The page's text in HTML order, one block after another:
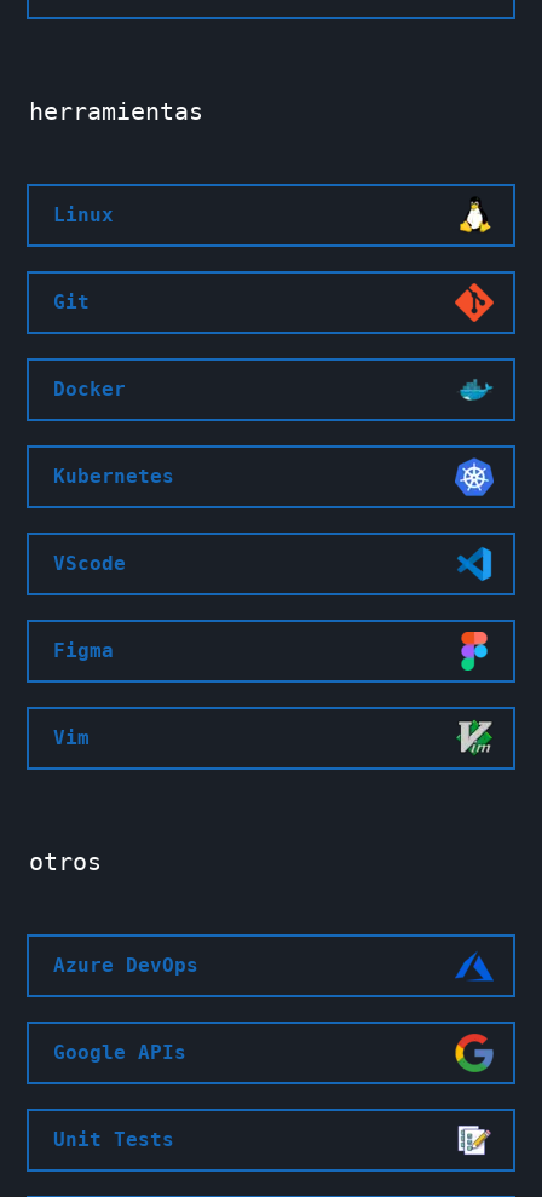
herramientas
Linux
Git
Docker
Kubernetes
VScode
Figma
Vim
otros
Azure DevOps
Google APIs
Unit Tests